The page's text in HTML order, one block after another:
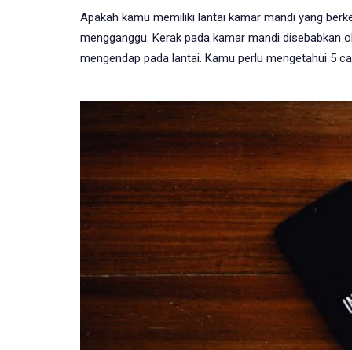
Apakah kamu memiliki lantai kamar mandi yang
mengganggu. Kerak pada kamar mandi disebabkan
mengendap pada lantai. Kamu perlu mengetahui 5